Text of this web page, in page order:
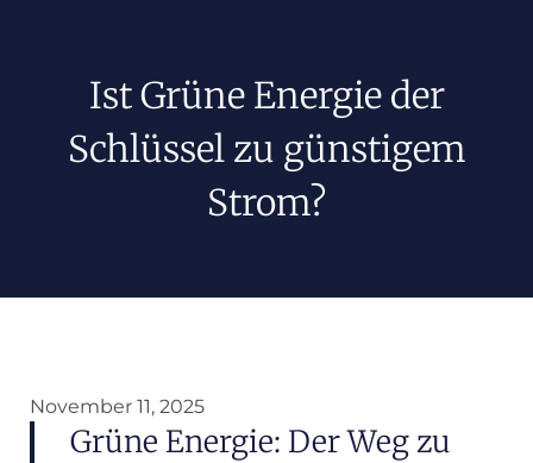
Ist Grüne Energie der
Schlüssel zu günstigem
Strom?
November 11, 2025
Grüne Energie: Der Weg zu